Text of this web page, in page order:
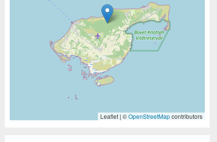
Leaflet | ©OpenStreetMapcontributors